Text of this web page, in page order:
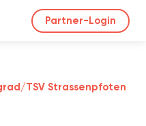
Partner-Login
TSV Strassenpfoten